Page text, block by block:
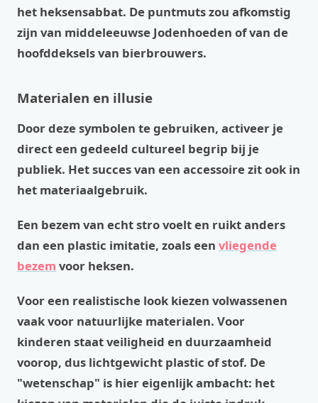
het heksensabbat. De puntmuts zou afkomstig
zijn van middeleeuwse Jodenhoeden of van de
hoofddeksels van bierbrouwers.
Materialen en illusie
Door deze symbolen te gebruiken, activeer je
direct een gedeeld cultureel begrip bij je
publiek. Het succes van een accessoire zit ook in
het materiaalgebruik.
Een bezem van echt stro voelt en ruikt anders
dan een plastic imitatie, zoals een vliegende
bezem voor heksen.
Voor een realistische look kiezen volwassenen
vaak voor natuurlijke materialen. Voor
kinderen staat veiligheid en duurzaamheid
voorop, dus lichtgewicht plastic of stof. De
"wetenschap" is hier eigenlijk ambacht: het